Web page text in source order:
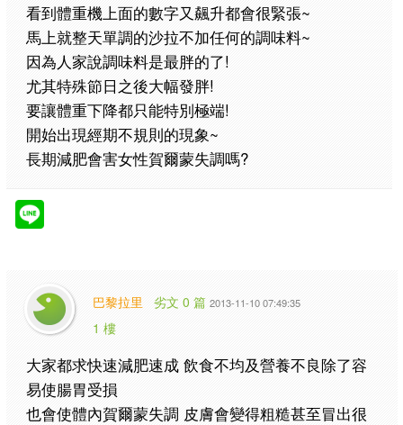
看到體重機上面的數字又飆升都會很緊張~
馬上就整天單調的沙拉不加任何的調味料~
因為人家說調味料是最胖的了!
尤其特殊節日之後大幅發胖!
要讓體重下降都只能特別極端!
開始出現經期不規則的現象~
長期減肥會害女性賀爾蒙失調嗎?
巴黎拉里 劣文 0 篇 2013-11-10 07:49:35
1 樓
大家都求快速減肥速成 飲食不均及營養不良除了容
易使腸胃受損
也會使體內賀爾蒙失調 皮膚會變得粗糙甚至冒出很